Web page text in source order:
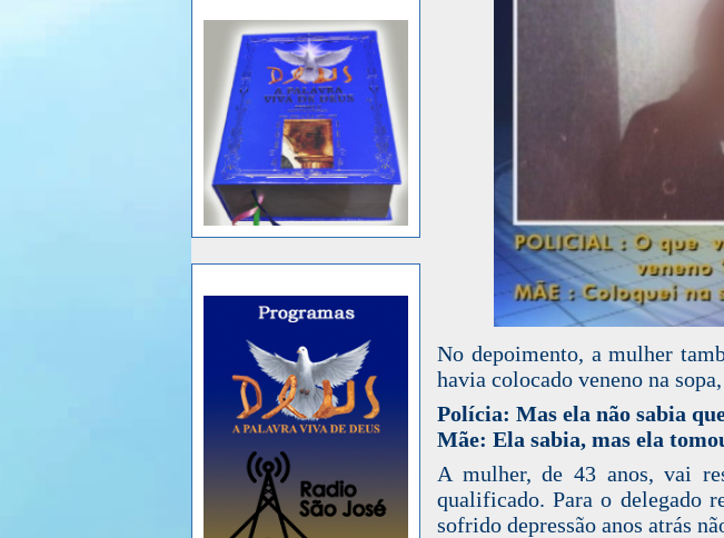
No depoimento, a mulher
havia colocado veneno na
Polícia: Mas ela não sabia
Mãe: Ela sabia, mas ela
A mulher, de 43 anos, vai
qualificado. Para o delegado
sofrido depressão anos atrás